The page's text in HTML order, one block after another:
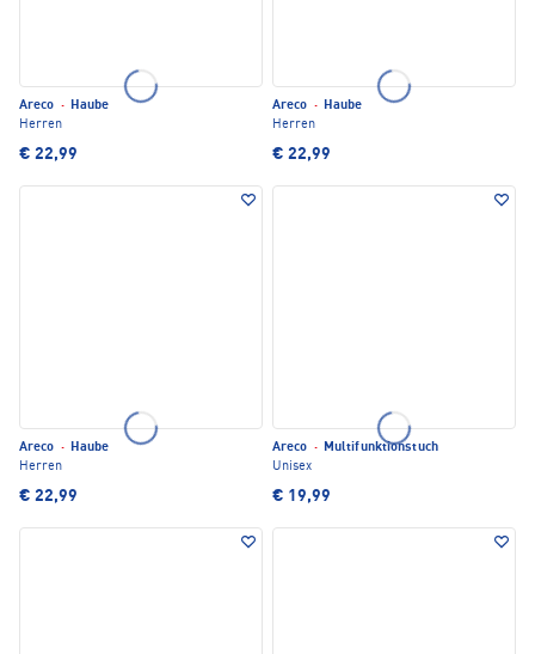
Areco · Haube
Herren
€ 22,99
Areco · Haube
Herren
€ 22,99
Areco · Haube
Herren
€ 22,99
Areco · Multifunktionstuch
Unisex
€ 19,99